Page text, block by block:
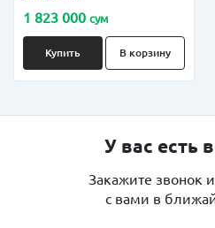
1 823 000 сум
Купить В корзину
У вас есть
Закажите звонок
с вами в